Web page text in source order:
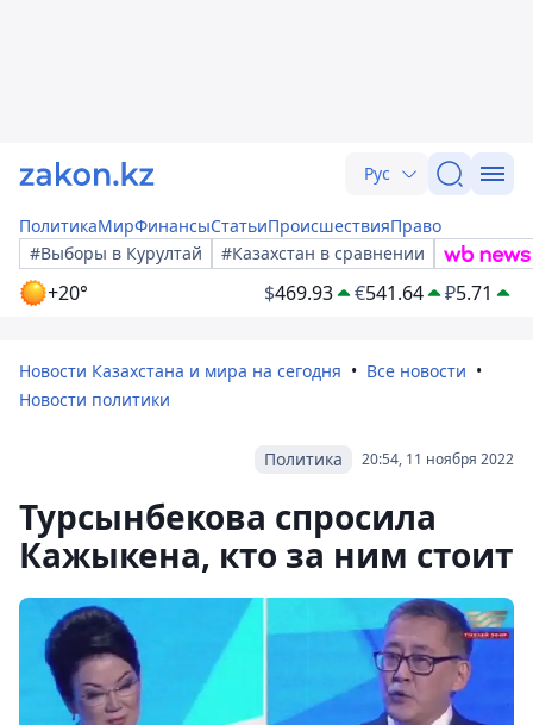
Рус
ПолитикаМирФинансыСтатьиПроисшествияПраво
#Выборы в Курултай
#Казахстан в сравнении
+20° $469.93 €541.64 ₽5.71
Новости Казахстана и мира на сегодня
Все новости
Новости политики
20:54, 11 ноября 2022
Политика
Турсынбекова спросила
Кажыкена, кто за ним стоит